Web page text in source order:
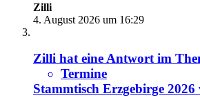
Zilli
4. August 2026 um 16:29
Zilli hat eine Antwort im
Termine
Stammtisch Erzgebirge 2026